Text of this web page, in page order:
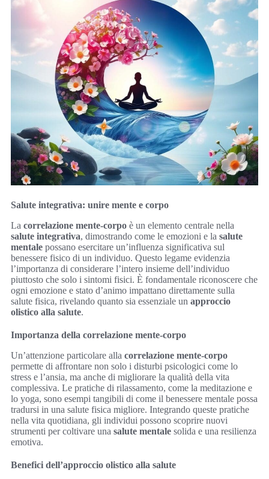
Salute integrativa: unire mente e corpo
La correlazione mente-corpo è un elemento centrale nella
salute integrativa, dimostrando come le emozioni e la salute
mentale possano esercitare un’influenza significativa sul
benessere fisico di un individuo. Questo legame evidenzia
l’importanza di considerare l’intero insieme dell’individuo
piuttosto che solo i sintomi fisici. È fondamentale riconoscere che
ogni emozione e stato d’animo impattano direttamente sulla
salute fisica, rivelando quanto sia essenziale un approccio
olistico alla salute.
Importanza della correlazione mente-corpo
Un’attenzione particolare alla correlazione mente-corpo
permette di affrontare non solo i disturbi psicologici come lo
stress e l’ansia, ma anche di migliorare la qualità della vita
complessiva. Le pratiche di rilassamento, come la meditazione e
lo yoga, sono esempi tangibili di come il benessere mentale possa
tradursi in una salute fisica migliore. Integrando queste pratiche
nella vita quotidiana, gli individui possono scoprire nuovi
strumenti per coltivare una salute mentale solida e una resilienza
emotiva.
Benefici dell’approccio olistico alla salute